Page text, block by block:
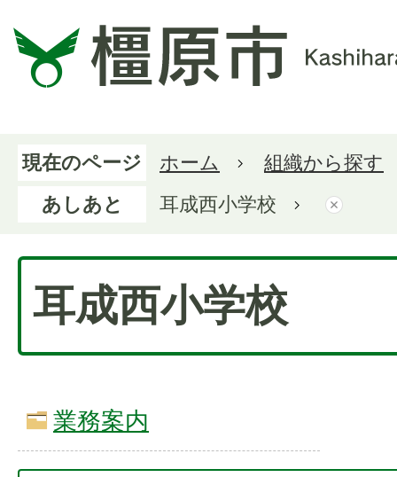
現在のページ ホーム
組織から探す
あしあと
耳成西小学校
耳成西小学校
業務案内